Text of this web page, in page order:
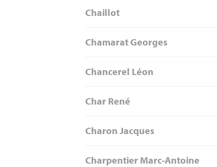
Chaillot
Chamarat Georges
Chancerel Léon
Char René
Charon Jacques
Charpentier Marc-Antoine